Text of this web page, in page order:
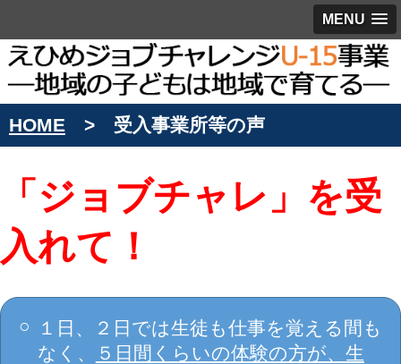
MENU
HOME 受入事業所等の声
「ジョブチャレ」を受
入れて！
１日、２日では生徒も仕事を覚える間も
なく、
５日間くらいの体験の方が、生